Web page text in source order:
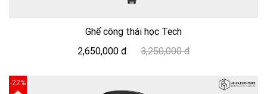
Ghế công thái học Tech
2,650,000 đ
3,250,000 đ
-22%